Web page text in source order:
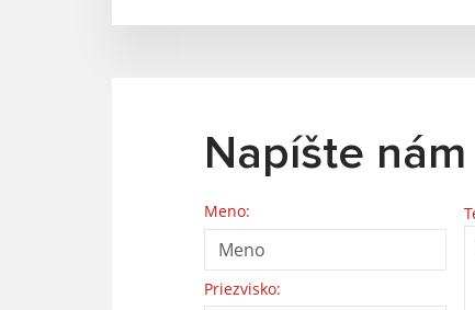
Napíšte nám
Meno:
Priezvisko: